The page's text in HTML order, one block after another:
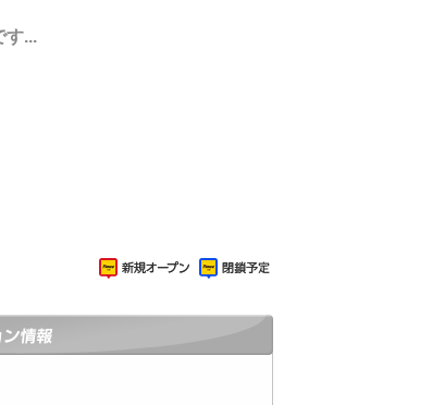
す...